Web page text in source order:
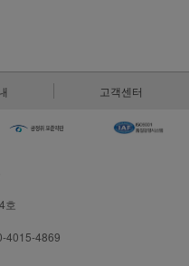
고객센터
호
4015-4869